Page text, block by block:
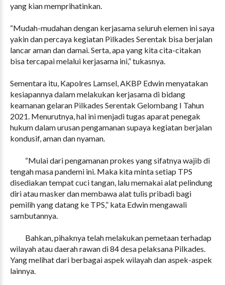
yang kian memprihatinkan.
“Mudah-mudahan dengan kerjasama seluruh elemen ini saya
yakin dan percaya kegiatan Pilkades Serentak bisa berjalan
lancar aman dan damai. Serta, apa yang kita cita-citakan
bisa tercapai melalui kerjasama ini,” tukasnya.
Sementara itu, Kapolres Lamsel, AKBP Edwin menyatakan
kesiapannya dalam melakukan kerjasama di bidang
keamanan gelaran Pilkades Serentak Gelombang I Tahun
2021. Menurutnya, hal ini menjadi tugas aparat penegak
hukum dalam urusan pengamanan supaya kegiatan berjalan
kondusif, aman dan nyaman.
“Mulai dari pengamanan prokes yang sifatnya wajib di
tengah masa pandemi ini. Maka kita minta setiap TPS
disediakan tempat cuci tangan, lalu memakai alat pelindung
diri atau masker dan membawa alat tulis pribadi bagi
pemilih yang datang ke TPS,” kata Edwin mengawali
sambutannya.
Bahkan, pihaknya telah melakukan pemetaan terhadap
wilayah atau daerah rawan di 84 desa pelaksana Pilkades.
Yang melihat dari berbagai aspek wilayah dan aspek-aspek
lainnya.